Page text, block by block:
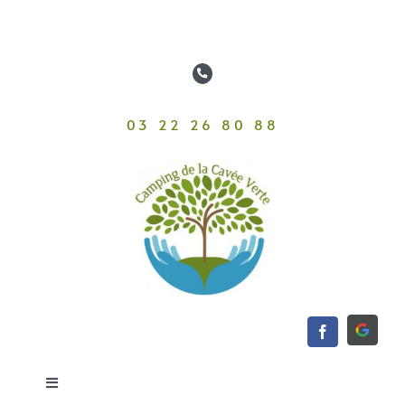
03 22 26 80 88
Toggle